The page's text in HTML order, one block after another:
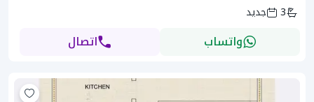
3
جديد
واتساب اتصال